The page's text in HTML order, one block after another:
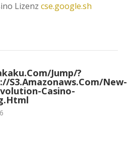
Lizenzcse.google.sh
jump/?
s3.amazonaws.com/new-
Casino-